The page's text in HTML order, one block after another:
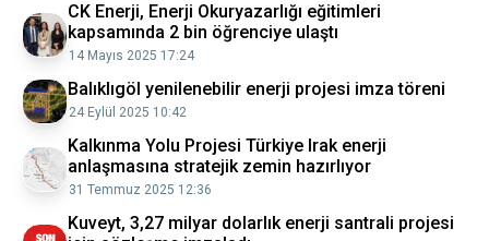
CK Enerji, Enerji Okuryazarlığı eğitimleri
kapsamında 2 bin öğrenciye ulaştı
14 Mayıs 2025 17:24
Balıklıgöl yenilenebilir enerji projesi imza töreni
24 Eylül 2025 10:42
Kalkınma Yolu Projesi Türkiye Irak enerji
anlaşmasına stratejik zemin hazırlıyor
31 Temmuz 2025 12:36
Kuveyt, 3,27 milyar dolarlık enerji santrali projesi